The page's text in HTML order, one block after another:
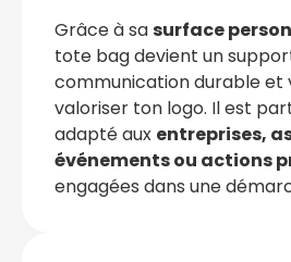
Grâce à sasurface
tote bag devient un
communication durable et
valoriser ton logo. Il est
adapté aux entreprises,
événements ou actions
engagées dans une